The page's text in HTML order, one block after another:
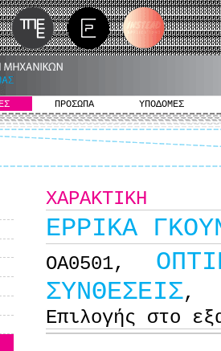
ΠΡΟΣΩΠΑ ΥΠΟΔΟΜΕΣ
ΧΑΡΑΚΤΙΚΗ
ΕΡΡΙΚΑ
ΟΑ0501,
ΣΥΝΘΕΣΕΙΣ,
Επιλογής στο